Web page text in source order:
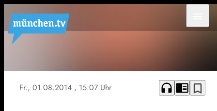
Fr., 01.08.2014 , 15:07 Uhr headphones chrome_reader_mode bookmark_border